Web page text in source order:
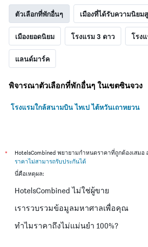
ตัวเลือกที่พักอื่นๆ เมืองที่ได้รับความนิยม
เมืองยอดนิยม โรงแรม 3 ดาว โรง
แลนด์มาร์ค
พิจารณาตัวเลือกที่พักอื่นๆ ในเขตซินจวง
โรงแรมใกล้สนามบิน ไทเป ไต้หวันเถาหยวน
*
HotelsCombined พยายามกำหนดราคาที่ถูกต้องเสมอ
ราคาไม่สามารถรับประกันได้
นี่คือเหตุผล:
HotelsCombined ไม่ใช่ผู้ขาย
เรารวบรวมข้อมูลมหาศาลเพื่อคุณ
ทำไมราคาถึงไม่แม่นยำ 100%?